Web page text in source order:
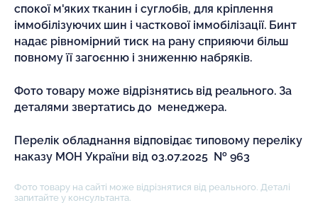
спокої м'яких тканин і суглобів, для кріплення
іммобілізуючих шин і часткової іммобілізації. Бинт
надає рівномірний тиск на рану сприяючи більш
повному її загоєнню і зниженню набряків.
Фото товару може відрізнятись від реального. За
деталями звертатись до менеджера.
Перелік обладнання відповідає типовому переліку
наказу МОН України від 03.07.2025 № 963
Фото товару на сайті може відрізнятися від реального. Деталі
запитайте у консультанта.